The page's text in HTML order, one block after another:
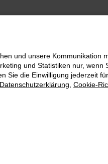
und unsere Kommunikation
und Statistiken nur, wenn
Sie die Einwilligung jederzeit
Datenschutzerklärung Cookie-